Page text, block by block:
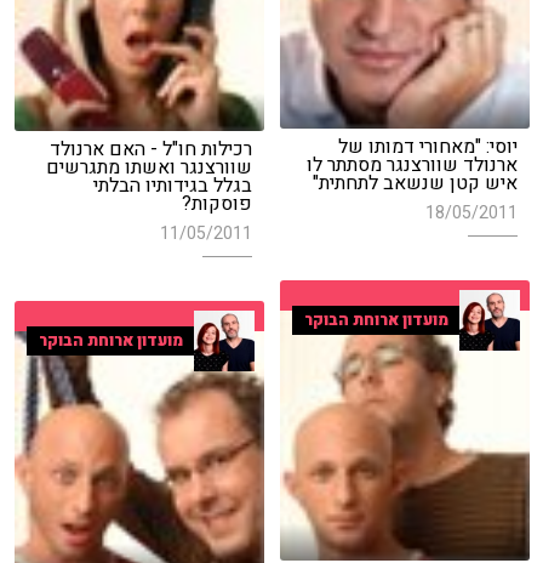
יוסי: "מאחורי דמותו של
ארנולד שוורצנגר מסתתר לו
איש קטן שנשאב לתחתית"
18/05/2011
רכילות חו"ל - האם ארנולד
שוורצנגר ואשתו מתגרשים
בגלל בגידותיו הבלתי
פוסקות?
11/05/2011
מועדון ארוחת הבוקר
מועדון ארוחת הבוקר